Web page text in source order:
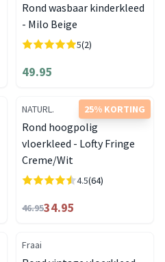
Rond wasbaar kinderkleed
- Milo Beige
5(2)
49.95
25% KORTING
NATURL.
Rond hoogpolig
vloerkleed - Lofty Fringe
Creme/Wit
4.5(64)
46.9534.95
Fraai